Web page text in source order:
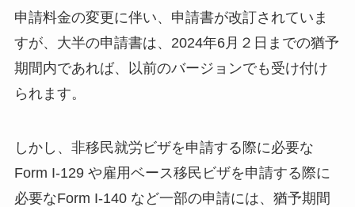
申請料金の変更に伴い、申請書が改訂されていま
すが、大半の申請書は、2024年6月２日までの猶予
期間内であれば、以前のバージョンでも受け付け
られます。
しかし、非移民就労ビザを申請する際に必要な
Form I-129 や雇用ベース移民ビザを申請する際に
必要なForm I-140 など一部の申請には、猶予期間